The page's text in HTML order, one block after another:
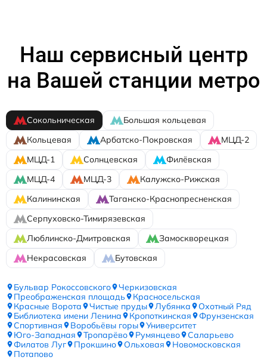
Наш сервисный центр
на Вашей станции метро
Сокольническая
Большая кольцевая
Кольцевая
Арбатско-Покровская
МЦД-2
МЦД-1
Солнцевская
Филёвская
МЦД-4
МЦД-3
Калужско-Рижская
Калининская
Таганско-Краснопресненская
Серпуховско-Тимирязевская
Люблинско-Дмитровская
Замоскворецкая
Некрасовская
Бутовская
Бульвар Рокоссовского
Черкизовская
Преображенская площадь
Красносельская
Красные Ворота
Чистые пруды Лубянка
Охотный Ряд
Библиотека имени Ленина
Кропоткинская
Фрунзенская
Спортивная
Воробьёвы горы
Университет
Юго-Западная
Тропарёво Румянцево
Саларьево
Филатов Луг
Прокшино Ольховая
Новомосковская
Потапово